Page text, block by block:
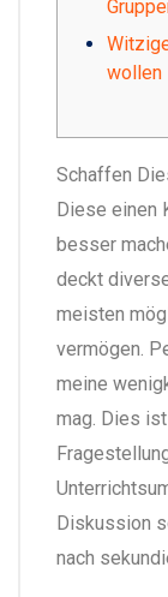
wollen
Schaffen
Diese einen
besser
deckt
meisten
vermögen.
meine
mag. Dies
Diskussion
nach